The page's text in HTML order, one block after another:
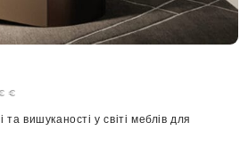
€
вишуканості у світі меблів для